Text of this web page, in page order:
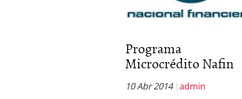
Programa
Microcrédito Nafin
10 Abr 2014 admin